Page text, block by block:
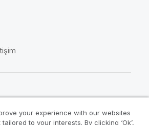
your experience with our websites
to your interests. By clicking ‘Ok’,